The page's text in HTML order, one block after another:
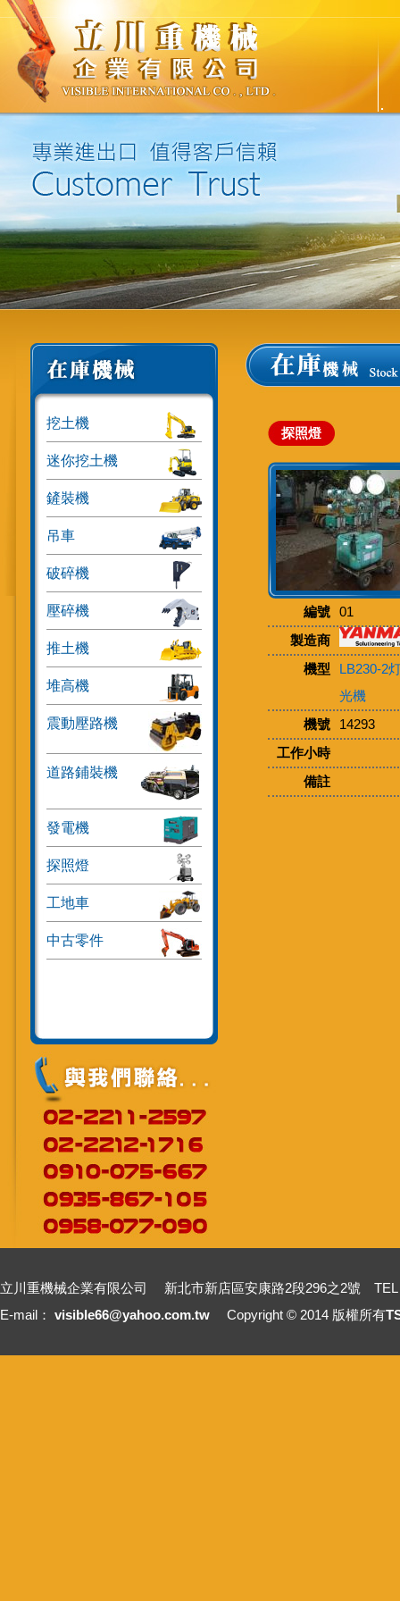
挖土機
迷你挖土機
鏟裝機
吊車
破碎機
壓碎機
推土機
堆高機
震動壓路機
道路鋪裝機
發電機
探照燈
工地車
中古零件
探照燈
編號
01
製造商
機型
LB230-2
光機
機號
14293
工作小時
備註
立川重機械企業有限公司 新北市新店區安康路2段296之2號 TEL
E-mail： visible66@yahoo.com.tw Copyright © 2014 版權所有